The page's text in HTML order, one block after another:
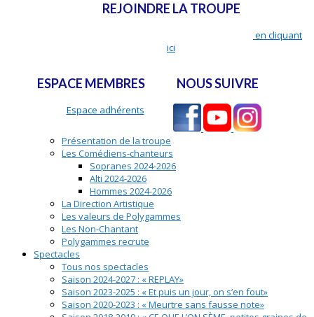
REJOINDRE LA TROUPE
en cliquant
ici
ESPACE MEMBRES
Espace adhérents
NOUS SUIVRE
Présentation de la troupe
Les Comédiens-chanteurs
Sopranes 2024-2026
Alti 2024-2026
Hommes 2024-2026
La Direction Artistique
Les valeurs de Polygammes
Les Non-Chantant
Polygammes recrute
Spectacles
Tous nos spectacles
Saison 2024-2027 : « REPLAY»
Saison 2023-2025 : « Et puis un jour, on s’en fout»
Saison 2020-2023 : « Meurtre sans fausse note»